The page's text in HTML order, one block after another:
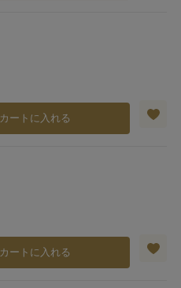
カートに入れる
カートに入れる